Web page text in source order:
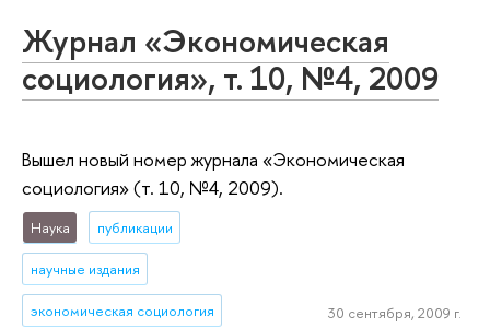
Журнал «Экономическая
социология», т. 10, №4, 2009
Вышел новый номер журнала «Экономическая
социология» (т. 10, №4, 2009).
Наука публикации
научные издания
экономическая социология 30 сентября, 2009 г.